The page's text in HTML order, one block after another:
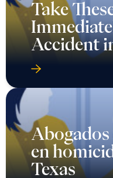
Take
Accident
Abogados
en
Texas